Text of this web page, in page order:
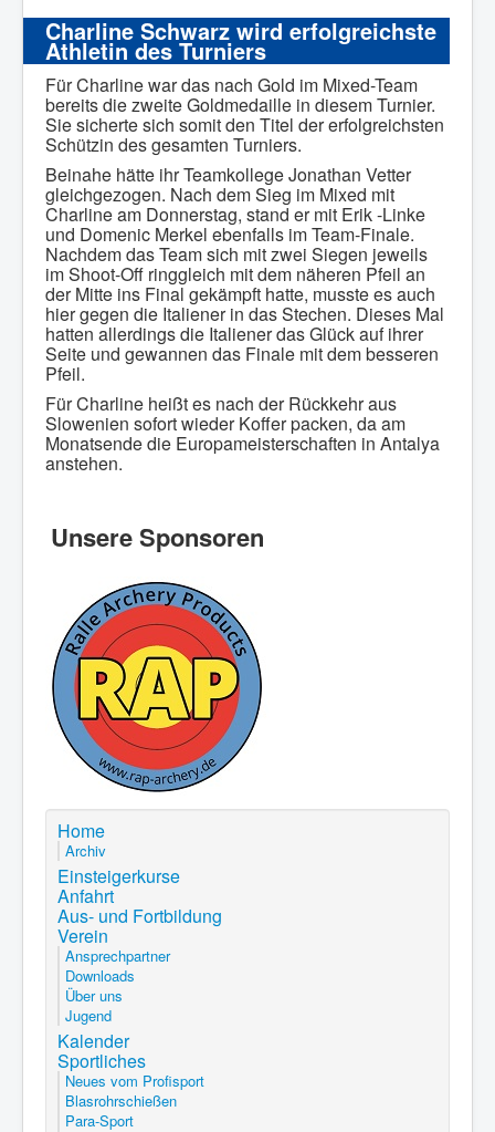
Charline Schwarz wird erfolgreichste
Athletin des Turniers
Für Charline war das nach Gold im Mixed-Team
bereits die zweite Goldmedaille in diesem Turnier.
Sie sicherte sich somit den Titel der erfolgreichsten
Schützin des gesamten Turniers.
Beinahe hätte ihr Teamkollege Jonathan Vetter
gleichgezogen. Nach dem Sieg im Mixed mit
Charline am Donnerstag, stand er mit Erik -Linke
und Domenic Merkel ebenfalls im Team-Finale.
Nachdem das Team sich mit zwei Siegen jeweils
im Shoot-Off ringgleich mit dem näheren Pfeil an
der Mitte ins Final gekämpft hatte, musste es auch
hier gegen die Italiener in das Stechen. Dieses Mal
hatten allerdings die Italiener das Glück auf ihrer
Seite und gewannen das Finale mit dem besseren
Pfeil.
Für Charline heißt es nach der Rückkehr aus
Slowenien sofort wieder Koffer packen, da am
Monatsende die Europameisterschaften in Antalya
anstehen.
Unsere Sponsoren
Home
Archiv
Einsteigerkurse
Anfahrt
Aus- und Fortbildung
Verein
Ansprechpartner
Downloads
Über uns
Jugend
Kalender
Sportliches
Neues vom Profisport
Blasrohrschießen
Para-Sport